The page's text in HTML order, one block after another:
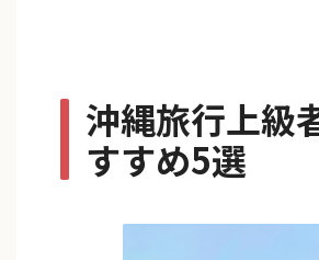
沖縄旅行上級
すすめ5選